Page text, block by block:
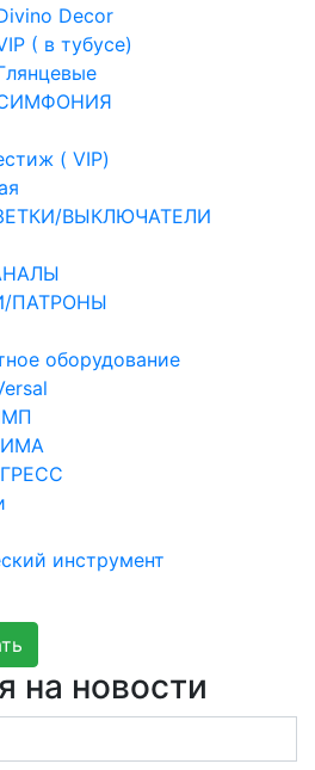
Decor
( в тубусе)
СИМФОНИЯ
( VIP)
ВЫКЛЮЧАТЕЛИ
ПАТРОНЫ
оборудование
инструмент
на новости